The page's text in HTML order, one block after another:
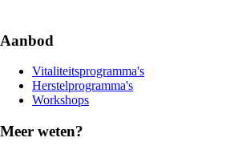
Aanbod
Vitaliteitsprogramma's
Herstelprogramma's
Workshops
Meer weten?